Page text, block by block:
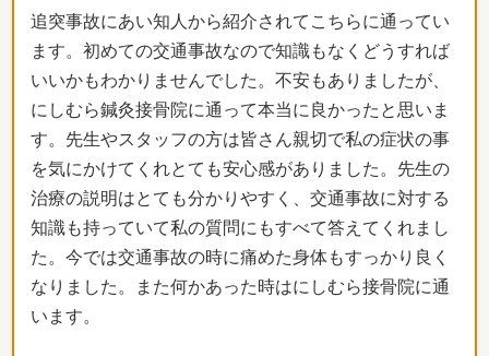
追突事故にあい知人から紹介されてこちらに通ってい
ます。初めての交通事故なので知識もなくどうすれば
いいかもわかりませんでした。不安もありましたが、
にしむら鍼灸接骨院に通って本当に良かったと思いま
す。先生やスタッフの方は皆さん親切で私の症状の事
を気にかけてくれとても安心感がありました。先生の
治療の説明はとても分かりやすく、交通事故に対する
知識も持っていて私の質問にもすべて答えてくれまし
た。今では交通事故の時に痛めた身体もすっかり良く
なりました。また何かあった時はにしむら接骨院に通
います。